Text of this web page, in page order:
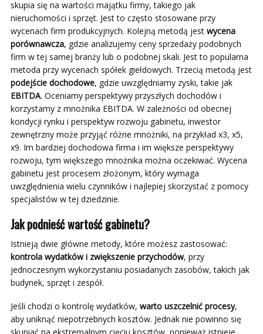
skupia się na wartości majątku firmy, takiego jak
nieruchomości i sprzęt. Jest to często stosowane przy
wycenach firm produkcyjnych. Kolejną metodą jest wycena
porównawcza, gdzie analizujemy ceny sprzedaży podobnych
firm w tej samej branży lub o podobnej skali. Jest to popularna
metoda przy wycenach spółek giełdowych. Trzecią metodą jest
podejście dochodowe, gdzie uwzględniamy zyski, takie jak
EBITDA. Oceniamy perspektywy przyszłych dochodów i
korzystamy z mnożnika EBITDA. W zależności od obecnej
kondycji rynku i perspektyw rozwoju gabinetu, inwestor
zewnętrzny może przyjąć różne mnożniki, na przykład x3, x5,
x9. Im bardziej dochodowa firma i im większe perspektywy
rozwoju, tym większego mnożnika można oczekiwać. Wycena
gabinetu jest procesem złożonym, który wymaga
uwzględnienia wielu czynników i najlepiej skorzystać z pomocy
specjalistów w tej dziedzinie.
Jak podnieść wartość gabinetu?
Istnieją dwie główne metody, które możesz zastosować:
kontrola wydatków i zwiększenie przychodów, przy
jednoczesnym wykorzystaniu posiadanych zasobów, takich jak
budynek, sprzęt i zespół.
Jeśli chodzi o kontrolę wydatków, warto uszczelnić procesy,
aby uniknąć niepotrzebnych kosztów. Jednak nie powinno się